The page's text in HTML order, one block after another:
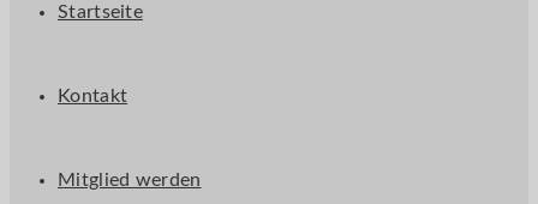
Startseite
Kontakt
Mitglied werden